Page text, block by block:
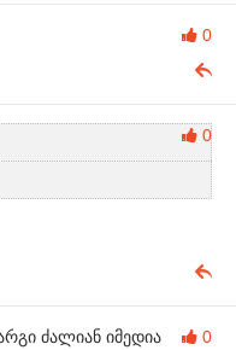
0
0
0
ძალიან იმედია